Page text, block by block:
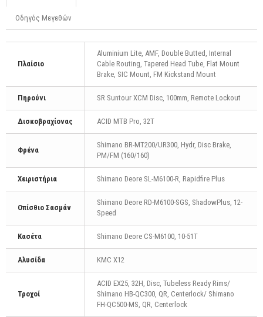
Οδηγός Μεγεθών
Πλαίσιο
Aluminium Lite, AMF, Double Butted, Internal
Cable Routing, Tapered Head Tube, Flat Mount
Brake, SIC Mount, FM Kickstand Mount
Πηρούνι SR Suntour XCM Disc, 100mm, Remote Lockout
Δισκοβραχίονας ACID MTB Pro, 32T
Φρένα
Shimano BR-MT200/UR300, Hydr, Disc Brake,
PM/FM (160/160)
Χειριστήρια Shimano Deore SL-M6100-R, Rapidfire Plus
Οπίσθιο Σασμάν
Shimano Deore RD-M6100-SGS, ShadowPlus, 12-
Speed
Κασέτα Shimano Deore CS-M6100, 10-51T
Αλυσίδα KMC X12
Τροχοί
ACID EX25, 32H, Disc, Tubeless Ready Rims/
Shimano HB-QC300, QR, Centerlock/ Shimano
FH-QC500-MS, QR, Centerlock